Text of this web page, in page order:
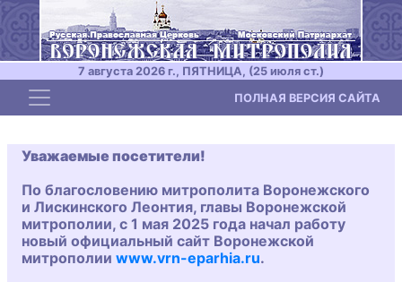
7 августа 2026 г., ПЯТНИЦА, (25 июля ст.)
Toggle navigation ПОЛНАЯ ВЕРСИЯ САЙТА
Уважаемые посетители!
По благословению митрополита Воронежского
и Лискинского Леонтия, главы Воронежской
митрополии, с 1 мая 2025 года начал работу
новый официальный сайт Воронежской
митрополии www.vrn-eparhia.ru.